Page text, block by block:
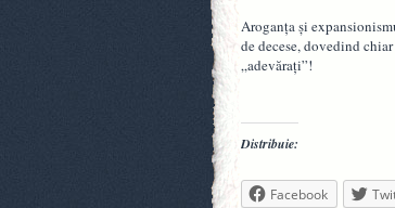
Aroganţa şi
de decese, dovedind
„adevăraţi”!
Distribuie:
Facebook